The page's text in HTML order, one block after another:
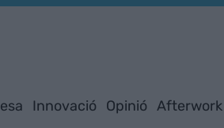
Innovació Opinió Afterwork